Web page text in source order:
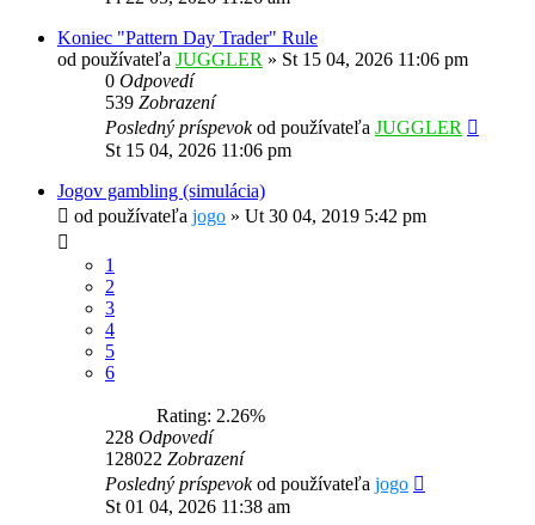
Koniec "Pattern Day Trader" Rule
od používateľa JUGGLER » St 15 04, 2026 11:06 pm
0 Odpovedí
539 Zobrazení
Posledný príspevokod používateľa JUGGLER
St 15 04, 2026 11:06 pm
Jogov gambling (simulácia)
od používateľa jogo » Ut 30 04, 2019 5:42 pm
1
2
3
4
5
6
Rating: 2.26%
228 Odpovedí
128022 Zobrazení
Posledný príspevokod používateľa jogo
St 01 04, 2026 11:38 am